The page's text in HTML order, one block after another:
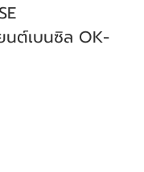
นต์เบนซิล OK-